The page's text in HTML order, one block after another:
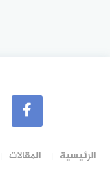
الرئيسية المقالات